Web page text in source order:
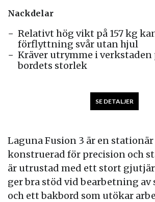
Laguna Fusion 3 är en
konstruerad för precision och
är utrustad med ett stort
ger bra stöd vid bearbetning av
och ett bakbord som utökar
Nackdelar
Relativt hög vikt på 157 kg
förflyttning svår utan hjul
Kräver utrymme i verkstaden
bordets storlek
SE DETALJER